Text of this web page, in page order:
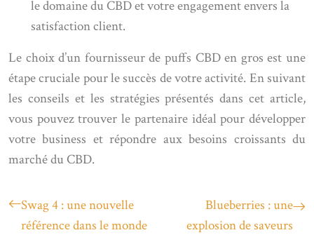
le domaine du CBD et votre engagement envers la
satisfaction client.
Le choix d’un fournisseur de puffs CBD en gros est une
étape cruciale pour le succès de votre activité. En suivant
les conseils et les stratégies présentés dans cet article,
vous pouvez trouver le partenaire idéal pour développer
votre business et répondre aux besoins croissants du
marché du CBD.
Swag 4 : une nouvelle
référence dans le monde
Blueberries : une
explosion de saveurs